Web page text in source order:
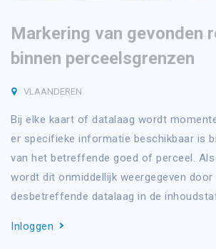
Markering van gevonden
binnen perceelsgrenzen
VLAANDEREN
Bij elke kaart of datalaag wordt
er specifieke informatie beschikbaar is
van het betreffende goed of perceel.
wordt dit onmiddellijk weergegeven door
desbetreffende datalaag in de
Inloggen